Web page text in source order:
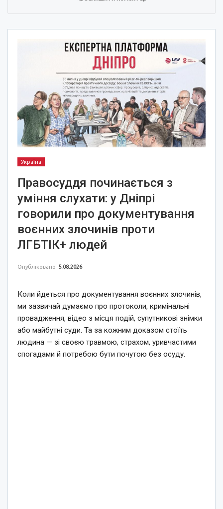
Україна
Правосуддя починається з
уміння слухати: у Дніпрі
говорили про документування
воєнних злочинів проти
ЛГБТІК+ людей
Опубліковано 5.08.2026
Коли йдеться про документування воєнних злочинів,
ми зазвичай думаємо про протоколи, кримінальні
провадження, відео з місця подій, супутникові знімки
або майбутні суди. Та за кожним доказом стоїть
людина — зі своєю травмою, страхом, уривчастими
спогадами й потребою бути почутою без осуду.